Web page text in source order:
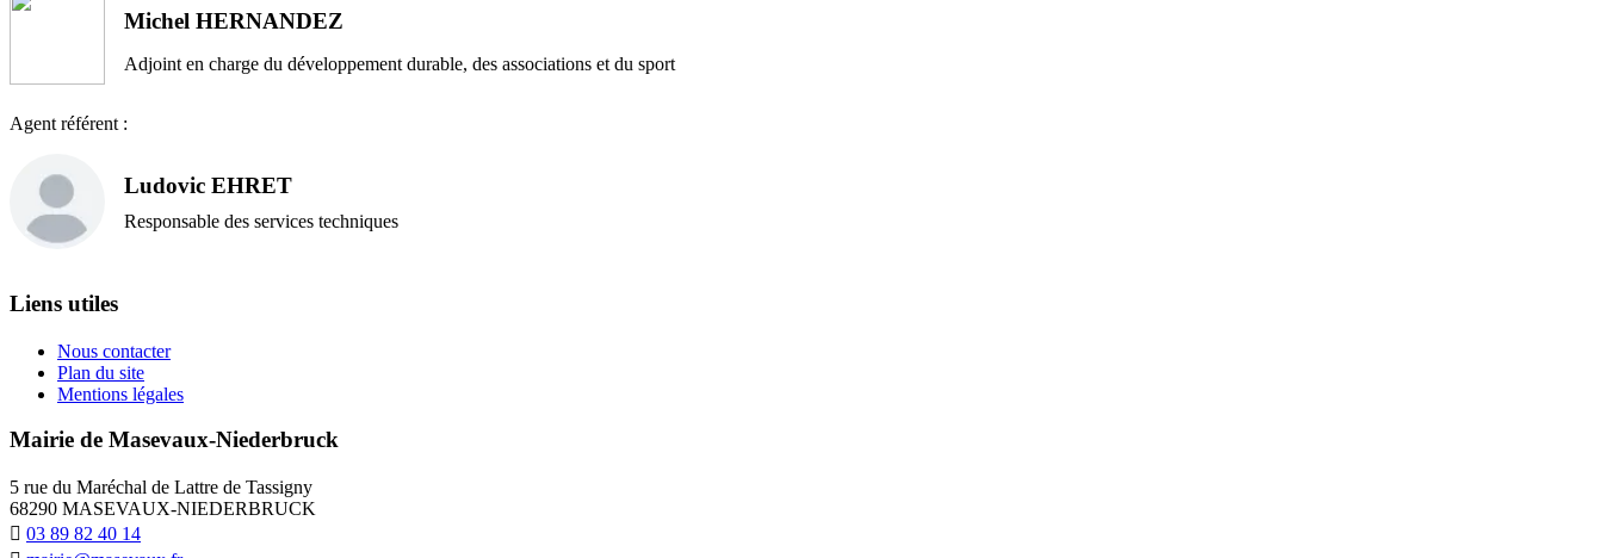
Michel HERNANDEZ
Adjoint en charge du développement durable, des associations et du sport
Agent référent :
Ludovic EHRET
Responsable des services techniques
Liens utiles
Nous contacter
Plan du site
Mentions légales
Mairie de Masevaux-Niederbruck
5 rue du Maréchal de Lattre de Tassigny
68290 MASEVAUX-NIEDERBRUCK
03 89 82 40 14